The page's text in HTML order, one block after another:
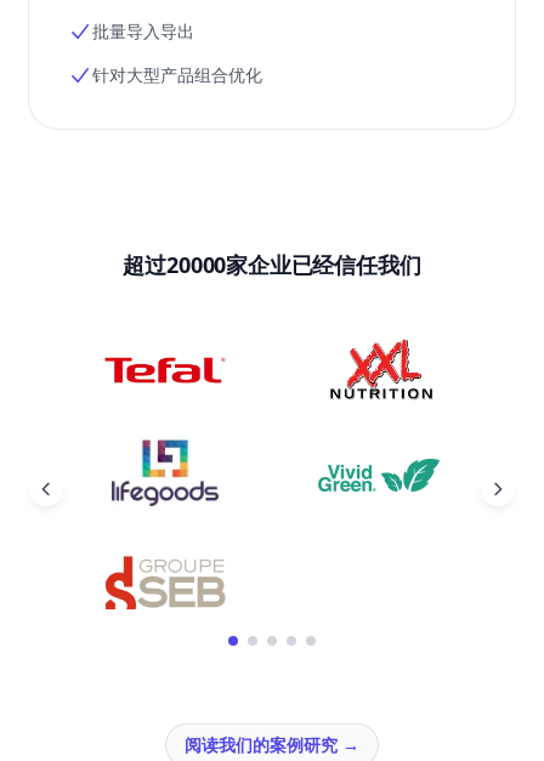
批量导入导出
针对大型产品组合优化
超过20000家企业已经信任我们
阅读我们的案例研究 →